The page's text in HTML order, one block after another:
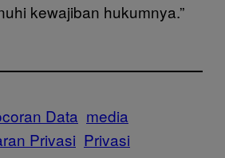
kewajiban hukumnya.”
Data media
Privasi Privasi